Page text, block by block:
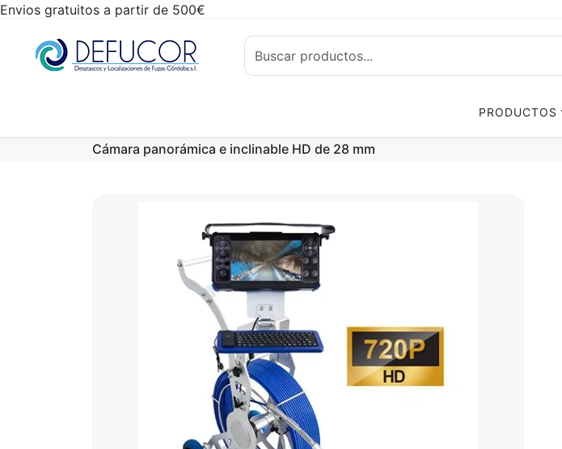
Envios gratuitos a partir de 500€
PRODUCTOS
Cámara panorámica e inclinable HD de 28 mm